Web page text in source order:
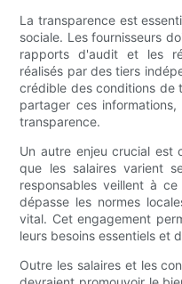
La transparence est
sociale. Les fournisseurs
rapports d'audit et les
réalisés par des tiers
crédible des conditions de
partager ces
transparence.
Un autre enjeu crucial est
que les salaires varient
responsables veillent à
dépasse les normes
vital. Cet engagement
leurs besoins essentiels et
Outre les salaires et les